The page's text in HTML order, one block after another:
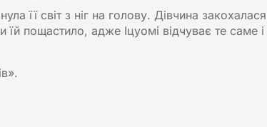
її світ з ніг на голову. Дівчина
їй пощастило, адже Іцуомі відчуває те саме